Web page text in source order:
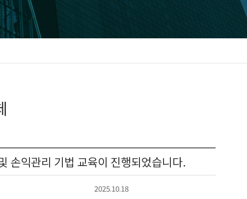
손익관리 기법 교육이 진행되었습니다.
2025.10.18